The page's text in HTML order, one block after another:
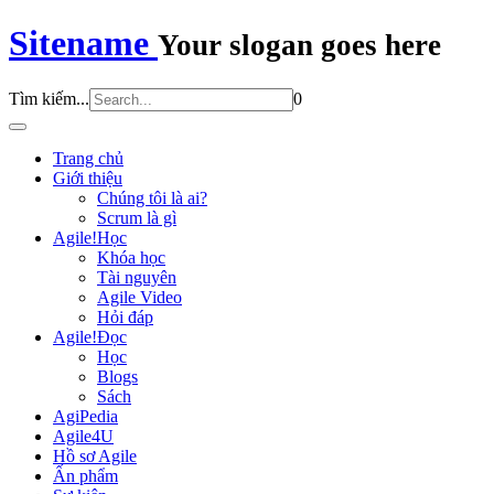
Sitename Your slogan goes here
Tìm kiếm... 0
Trang chủ
Giới thiệu
Chúng tôi là ai?
Scrum là gì
Agile!Học
Khóa học
Tài nguyên
Agile Video
Hỏi đáp
Agile!Đọc
Học
Blogs
Sách
AgiPedia
Agile4U
Hồ sơ Agile
Ấn phẩm